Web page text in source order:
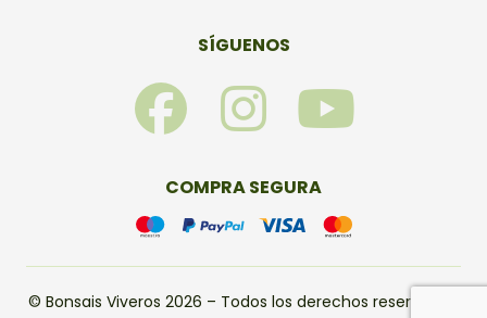
SÍGUENOS
F
a
c
e
I
n
s
t
Y
u
t
COMPRA SEGURA
© Bonsais Viveros 2026 – Todos los derechos reservados.